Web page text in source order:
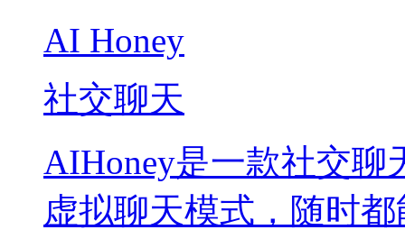
AI Honey
社交聊天
AIHoney是一款社交聊
虚拟聊天模式，随时